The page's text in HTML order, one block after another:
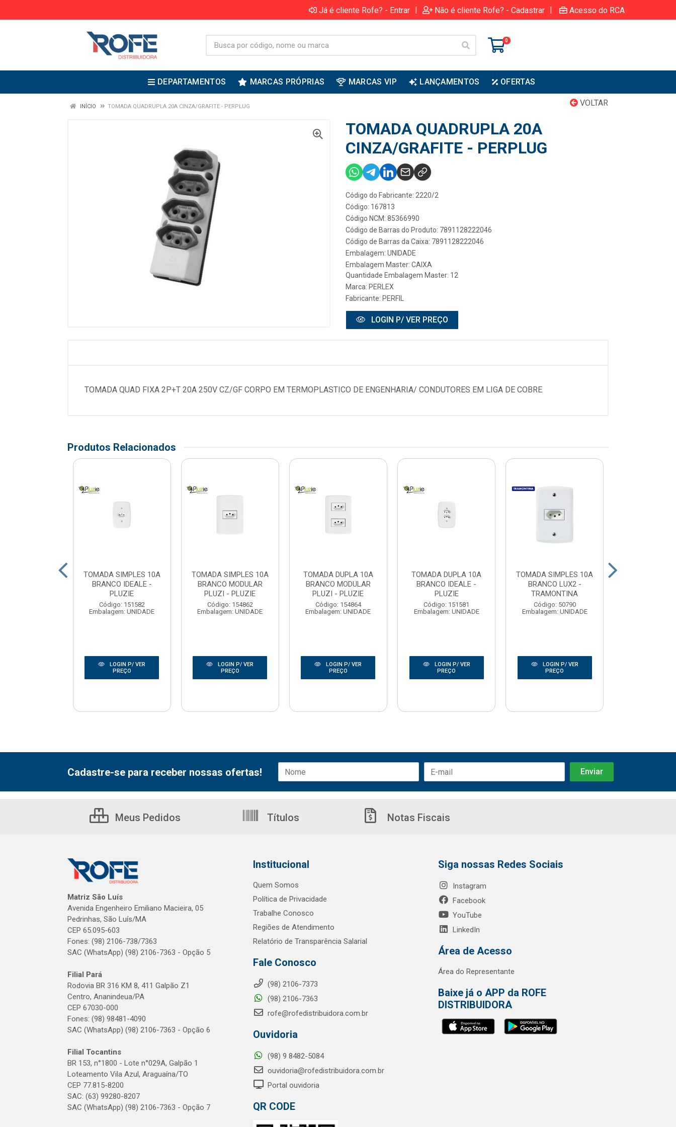
Já é cliente Rofe? - Entrar | Não é cliente Rofe? - Cadastrar | Acesso do RCA
0
DEPARTAMENTOS MARCAS PRÓPRIAS MARCAS VIP LANÇAMENTOS OFERTAS
VOLTAR
INÍCIO TOMADA QUADRUPLA 20A CINZA/GRAFITE - PERPLUG
TOMADA QUADRUPLA 20A
CINZA/GRAFITE - PERPLUG
Código do Fabricante: 2220/2
Código: 167813
Código NCM: 85366990
Código de Barras do Produto: 7891128222046
Código de Barras da Caixa: 7891128222046
Embalagem: UNIDADE
Embalagem Master: CAIXA
Quantidade Embalagem Master: 12
Marca: PERLEX
Fabricante: PERFIL
LOGIN P/ VER PREÇO
TOMADA QUAD FIXA 2P+T 20A 250V CZ/GF CORPO EM TERMOPLASTICO DE ENGENHARIA/ CONDUTORES EM LIGA DE COBRE
Produtos Relacionados
TOMADA SIMPLES 10A
BRANCO IDEALE -
PLUZIE
Código: 151582
Embalagem: UNIDADE
LOGIN P/ VER
PREÇO
TOMADA SIMPLES 10A
BRANCO MODULAR
PLUZI - PLUZIE
Código: 154862
Embalagem: UNIDADE
LOGIN P/ VER
PREÇO
TOMADA DUPLA 10A
BRANCO MODULAR
PLUZI - PLUZIE
Código: 154864
Embalagem: UNIDADE
LOGIN P/ VER
PREÇO
TOMADA DUPLA 10A
BRANCO IDEALE -
PLUZIE
Código: 151581
Embalagem: UNIDADE
LOGIN P/ VER
PREÇO
TOMADA SIMPLES 10A
BRANCO LUX2 -
TRAMONTINA
Código: 50790
Embalagem: UNIDADE
LOGIN P/ VER
PREÇO
Cadastre-se para receber nossas ofertas!
Meus Pedidos Títulos Notas Fiscais
Matriz São Luís
Avenida Engenheiro Emiliano Macieira, 05
Pedrinhas, São Luís/MA
CEP 65.095-603
Fones: (98) 2106-738/7363
SAC (WhatsApp) (98) 2106-7363 - Opção 5
Filial Pará
Rodovia BR 316 KM 8, 411 Galpão Z1
Centro, Ananindeua/PA
CEP 67030-000
Fones: (98) 98481-4090
SAC (WhatsApp) (98) 2106-7363 - Opção 6
Filial Tocantins
BR 153, n°1800 - Lote n°029A, Galpão 1
Loteamento Vila Azul, Araguaína/TO
CEP 77.815-8200
SAC: (63) 99280-8207
SAC (WhatsApp) (98) 2106-7363 - Opção 7
Institucional
Quem Somos
Política de Privacidade
Trabalhe Conosco
Regiões de Atendimento
Relatório de Transparência Salarial
Fale Conosco
(98) 2106-7373
(98) 2106-7363
rofe@rofedistribuidora.com.br
Ouvidoria
(98) 9 8482-5084
ouvidoria@rofedistribuidora.com.br
Portal ouvidoria
QR CODE
Siga nossas Redes Sociais
Instagram
Facebook
YouTube
LinkedIn
Área de Acesso
Área do Representante
Baixe já o APP da ROFE
DISTRIBUIDORA